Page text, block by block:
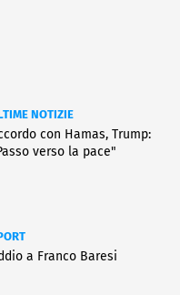
NOTIZIE
con Hamas, Trump:
verso la pace"
a Franco Baresi